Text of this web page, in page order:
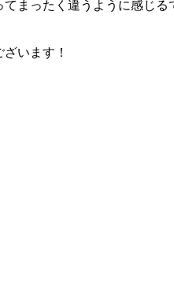
まったく違うように感じる
います！